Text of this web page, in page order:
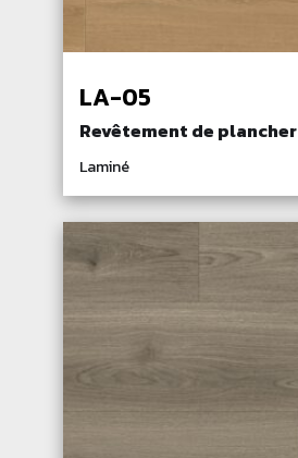
LA-05
Revêtement de plancher
Laminé